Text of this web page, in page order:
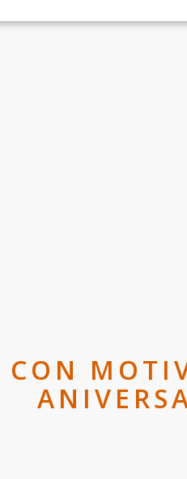
CON